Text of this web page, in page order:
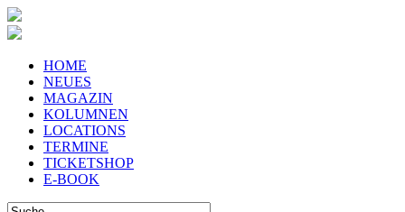
HOME
NEUES
MAGAZIN
KOLUMNEN
LOCATIONS
TERMINE
TICKETSHOP
E-BOOK